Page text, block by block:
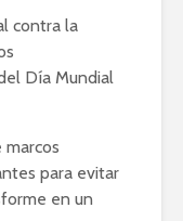
Día Mundial
marcos
para evitar
en un